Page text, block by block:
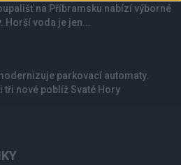
na Příbramsku nabízí výborné
Horší voda je jen...
parkovací automaty.
tři nové poblíž Svaté Hory